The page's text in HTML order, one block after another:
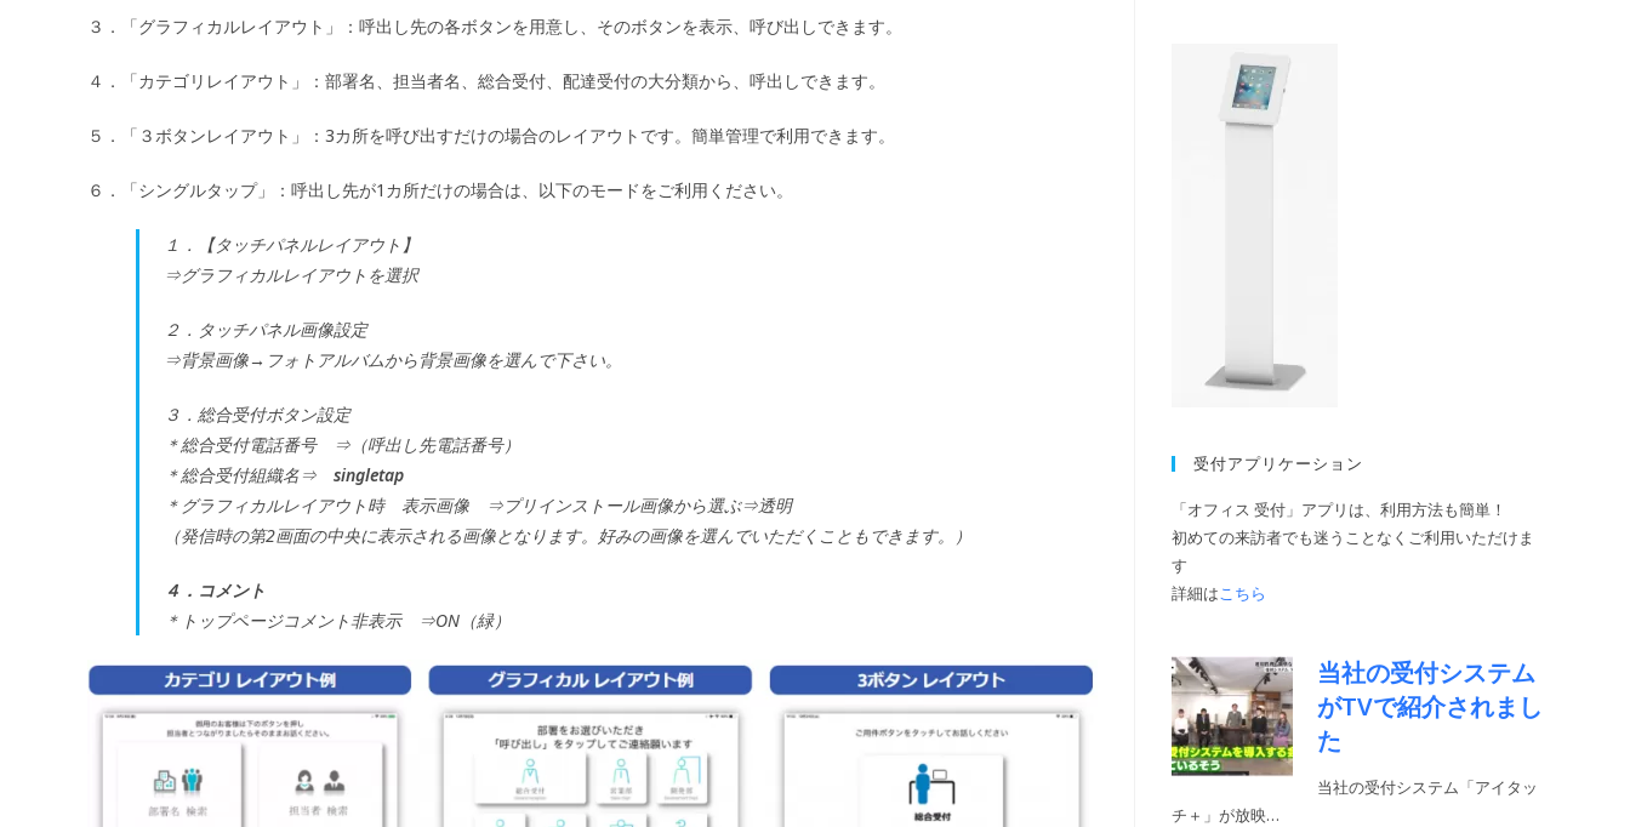
３．「グラフィカルレイアウト」：呼出し先の各ボタンを用意し、そのボタンを表示、呼び出しできます。
４．「カテゴリレイアウト」：部署名、担当者名、総合受付、配達受付の大分類から、呼出しできます。
５．「３ボタンレイアウト」：3カ所を呼び出すだけの場合のレイアウトです。簡単管理で利用できます。
６．「シングルタップ」：呼出し先が1カ所だけの場合は、以下のモードをご利用ください。
１．【タッチパネルレイアウト】
⇒グラフィカルレイアウトを選択
２．タッチパネル画像設定
⇒背景画像→フォトアルバムから背景画像を選んで下さい。
３．総合受付ボタン設定
＊総合受付電話番号 ⇒（呼出し先電話番号）
＊総合受付組織名⇒ singletap
＊グラフィカルレイアウト時 表示画像 ⇒プリインストール画像から選ぶ⇒透明
（発信時の第2画面の中央に表示される画像となります。好みの画像を選んでいただくこともできます。）
４．コメント
＊トップページコメント非表示 ⇒ON（緑）
受付アプリケーション
「オフィス 受付」アプリは、利用方法も簡単！
初めての来訪者でも迷うことなくご利用いただけま
す
詳細はこちら
当社の受付システム
がTVで紹介されまし
た
当社の受付システム「アイタッ
チ＋」が放映…